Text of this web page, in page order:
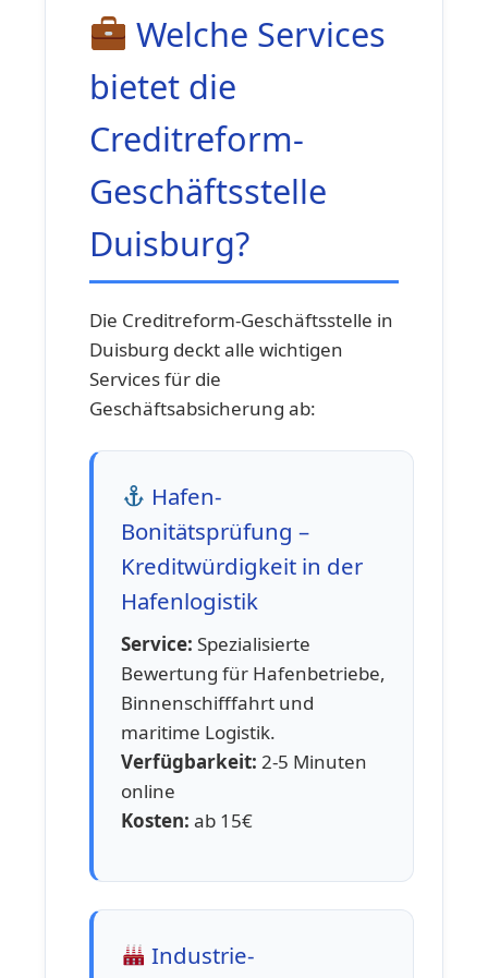
Welche Services
bietet die
Creditreform-
Geschäftsstelle
Duisburg?
Die Creditreform-Geschäftsstelle in
Duisburg deckt alle wichtigen
Services für die
Geschäftsabsicherung ab:
Hafen-
Bonitätsprüfung –
Kreditwürdigkeit in der
Hafenlogistik
Service: Spezialisierte
Bewertung für Hafenbetriebe,
Binnenschifffahrt und
maritime Logistik.
Verfügbarkeit: 2-5 Minuten
online
Kosten: ab 15€
Industrie-